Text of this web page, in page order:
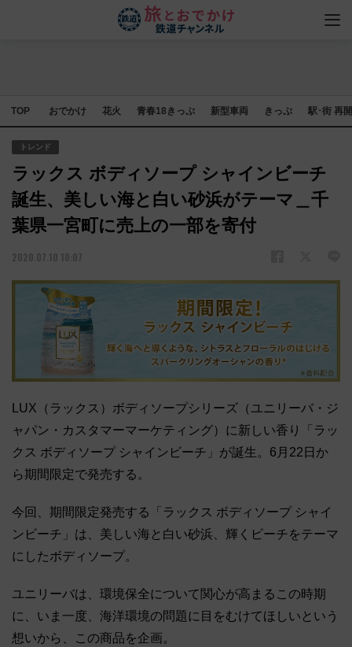
TOP おでかけ 花火 青春18きっぷ 新型車両 きっぷ 駅･街 再
トレンド
ラックス ボディソープ シャインビーチ
誕生、美しい海と⽩い砂浜がテーマ＿千
葉県⼀宮町に売上の⼀部を寄付
2020.07.10 10:07
LUX（ラックス）ボディソープシリーズ（ユニリーバ・ジ
ャパン・カスタマーマーケティング）に新しい香り「ラッ
クス ボディソープ シャインビーチ」が誕生。6⽉22⽇か
ら期間限定で発売する。
今回、期間限定発売する「ラックス ボディソープ シャイ
ンビーチ」は、美しい海と⽩い砂浜、輝くビーチをテーマ
にしたボディソープ。
ユニリーバは、環境保全について関⼼が⾼まるこの時期
に、いま⼀度、海洋環境の問題に⽬をむけてほしいという
想いから、この商品を企画。